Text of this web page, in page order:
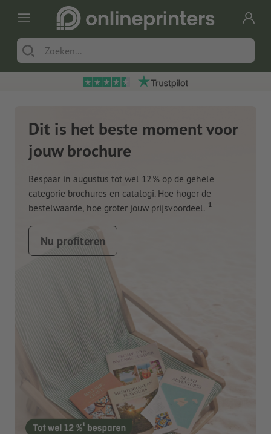
Dit is het beste moment voor
jouw brochure
Bespaar in augustus tot wel 12 % op de gehele
categorie brochures en catalogi. Hoe hoger de
bestelwaarde, hoe groter jouw prijsvoordeel. 1
Nu profiteren